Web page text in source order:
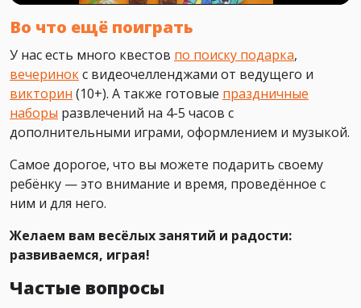
Во что ещё поиграть
У нас есть много квестов по поиску подарка,
вечеринокс видеочелленджами от ведущего и
викторин (10+). А также готовые праздничные
наборы развлечений на 4-5 часов с
дополнительными играми, оформлением и музыкой.
Самое дорогое, что вы можете подарить своему
ребёнку — это внимание и время, проведённое с
ним и для него.
Желаем вам весёлых занятий и радости:
развиваемся, играя!
Частые вопросы